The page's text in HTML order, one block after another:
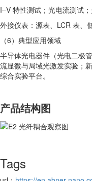
I–V 特性测试；光电流测试
外接仪表：源表、LCR 表、
（6）典型应用领域
半导体光电器件（光电二极
流显微与局域光激发实验；
综合实验平台。
产品结构图
Tags